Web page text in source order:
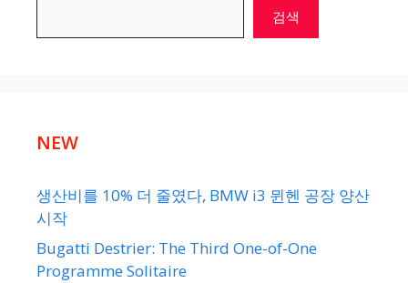
검색
NEW
생산비를 10% 더 줄였다, BMW i3 뮌헨 공장 양산
시작
Bugatti Destrier: The Third One-of-One
Programme Solitaire